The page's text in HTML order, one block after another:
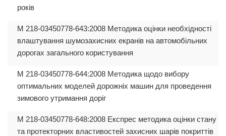
років
М 218-03450778-643:2008 Методика оцінки необхідності
влаштування шумозахисних екранів на автомобільних
дорогах загального користування
М 218-03450778-644:2008 Методика щодо вибору
оптимальних моделей дорожніх машин для проведення
зимового утримання доріг
М 218-03450778-648:2008 Експрес методика оцінки стану
та протекторних властивостей захисних шарів покриттів